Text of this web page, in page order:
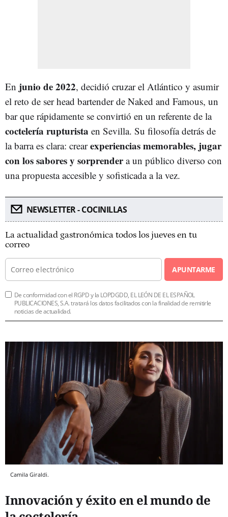
En junio de 2022, decidió cruzar el Atlántico y asumir
el reto de ser head bartender de Naked and Famous, un
bar que rápidamente se convirtió en un referente de la
coctelería rupturista en Sevilla. Su filosofía detrás de
la barra es clara: crearexperiencias memorables, jugar
con los sabores y sorprendera un público diverso con
una propuesta accesible y sofisticada a la vez.
NEWSLETTER - COCINILLAS
La actualidad gastronómica todos los jueves en tu
correo
APUNTARME
De conformidad con el RGPD y la LOPDGDD, EL LEÓN DE EL ESPAÑOL
PUBLICACIONES, S.A. tratará los datos facilitados con la finalidad de remitirle
noticias de actualidad.
Camila Giraldi.
Innovación y éxito en el mundo de